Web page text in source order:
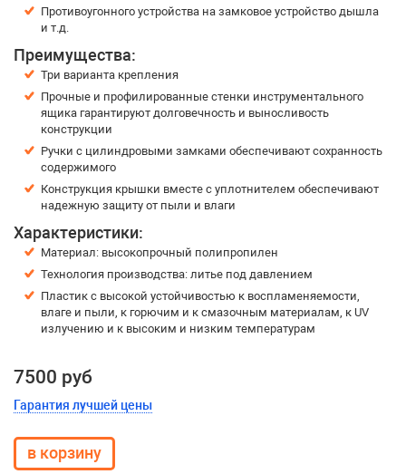
Противоугонного устройства на замковое устройство дышла
и т.д.
Преимущества:
Три варианта крепления
Прочные и профилированные стенки инструментального
ящика гарантируют долговечность и выносливость
конструкции
Ручки с цилиндровыми замками обеспечивают сохранность
содержимого
Конструкция крышки вместе с уплотнителем обеспечивают
надежную защиту от пыли и влаги
Характеристики:
Материал: высокопрочный полипропилен
Технология производства: литье под давлением
Пластик с высокой устойчивостью к воспламеняемости,
влаге и пыли, к горючим и к смазочным материалам, к UV
излучению и к высоким и низким температурам
7500 руб
Гарантия лучшей цены